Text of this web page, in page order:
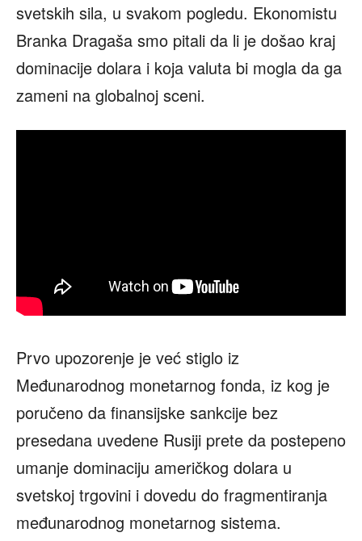
svetskih sila, u svakom pogledu. Ekonomistu
Branka Dragaša smo pitali da li je došao kraj
dominacije dolara i koja valuta bi mogla da ga
zameni na globalnoj sceni.
Prvo upozorenje je već stiglo iz
Međunarodnog monetarnog fonda, iz kog je
poručeno da finansijske sankcije bez
presedana uvedene Rusiji prete da postepeno
umanje dominaciju američkog dolara u
svetskoj trgovini i dovedu do fragmentiranja
međunarodnog monetarnog sistema.